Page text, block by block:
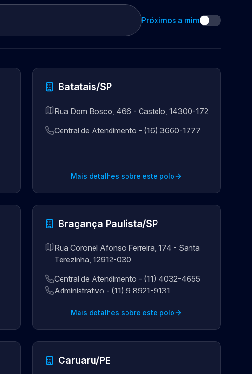
Próximos a mim
Batatais/SP
Rua Dom Bosco, 466 - Castelo, 14300-172
Central de Atendimento - (16) 3660-1777
Mais detalhes sobre este polo
Bragança Paulista/SP
Rua Coronel Afonso Ferreira, 174 - Santa
Terezinha, 12912-030
Central de Atendimento - (11) 4032-4655
Administrativo - (11) 9 8921-9131
Mais detalhes sobre este polo
Caruaru/PE